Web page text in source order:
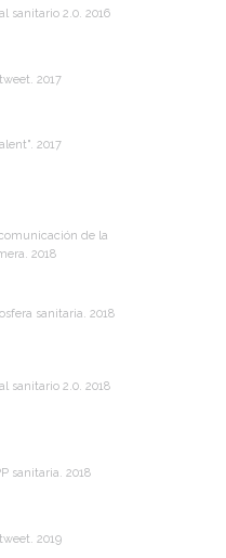
sanitario 2.0. 2016
2017
2017
de la
2018
sanitaria. 2018
sanitario 2.0. 2018
sanitaria. 2018
2019